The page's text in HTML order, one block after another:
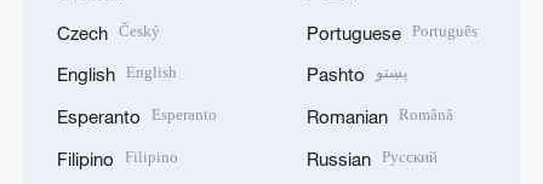
Czech Český
English English
Esperanto Esperanto
Filipino Filipino
Portuguese Português
Pashto پښتو
Romanian Română
Russian Русский